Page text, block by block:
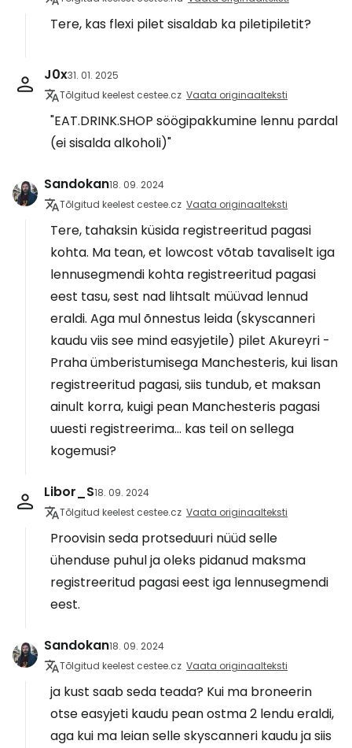
Tere, kas flexi pilet sisaldab ka piletipiletit?
J0x31. 01. 2025
Tõlgitud keelest cestee.cz Vaata originaalteksti
"EAT.DRINK.SHOP söögipakkumine lennu pardal
(ei sisalda alkoholi)"
Sandokan18. 09. 2024
Tõlgitud keelest cestee.cz Vaata originaalteksti
Tere, tahaksin küsida registreeritud pagasi
kohta. Ma tean, et lowcost võtab tavaliselt iga
lennusegmendi kohta registreeritud pagasi
eest tasu, sest nad lihtsalt müüvad lennud
eraldi. Aga mul õnnestus leida (skyscanneri
kaudu viis see mind easyjetile) pilet Akureyri -
Praha ümberistumisega Manchesteris, kui lisan
registreeritud pagasi, siis tundub, et maksan
ainult korra, kuigi pean Manchesteris pagasi
uuesti registreerima... kas teil on sellega
kogemusi?
Libor_S18. 09. 2024
Tõlgitud keelest cestee.cz Vaata originaalteksti
Proovisin seda protseduuri nüüd selle
ühenduse puhul ja oleks pidanud maksma
registreeritud pagasi eest iga lennusegmendi
eest.
Sandokan18. 09. 2024
Tõlgitud keelest cestee.cz Vaata originaalteksti
ja kust saab seda teada? Kui ma broneerin
otse easyjeti kaudu pean ostma 2 lendu eraldi,
aga kui ma leian selle skyscanneri kaudu ja siis